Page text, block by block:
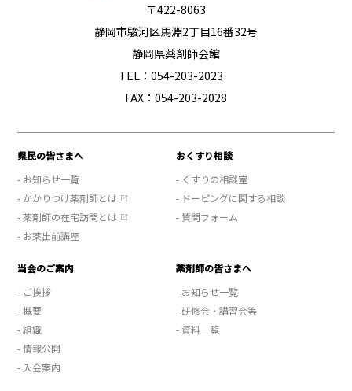
〒422-8063
静岡市駿河区馬淵2丁目16番32号
静岡県薬剤師会館
TEL：054-203-2023
FAX：054-203-2028
県民の皆さまへ
- お知らせ一覧
- かかりつけ薬剤師とは
- 薬剤師の在宅訪問とは
- お薬出前講座
おくすり相談
- くすりの相談室
- ドーピングに関する相談
- 質問フォーム
当会のご案内
- ご挨拶
- 概要
- 組織
- 情報公開
- 入会案内
薬剤師の皆さまへ
- お知らせ一覧
- 研修会・講習会等
- 資料一覧